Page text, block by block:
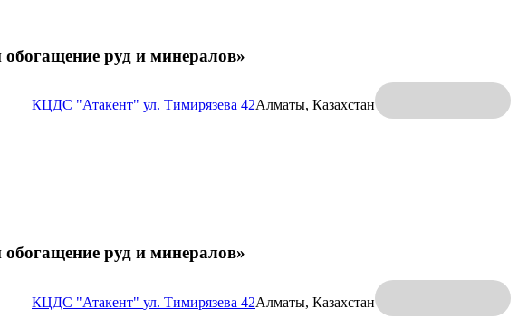
руд и минералов»
Алматы, Казахстан
КЦДС "Атакент" ул. Тимирязева 42
руд и минералов»
Алматы, Казахстан
КЦДС "Атакент" ул. Тимирязева 42